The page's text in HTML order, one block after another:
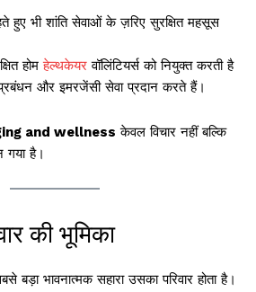
हुए भी शांति सेवाओं के ज़रिए सुरक्षित महसूस
होमहेल्थकेयर वॉलिंटियर्स को नियुक्त करती है
और इमरजेंसी सेवा प्रदान करते हैं।
and wellness केवल विचार नहीं बल्कि
गया है।
की भूमिका
बड़ा भावनात्मक सहारा उसका परिवार होता है।